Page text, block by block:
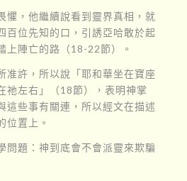
懼，他繼續說看到靈界真相，就
百位先知的口，引誘亞哈敢於起
上陣亡的路（18-22節）。
准許，所以說「耶和華坐在寶座
祂左右」（18節），表明神掌
這些事有關連，所以經文在描述
位置上。
問題：神到底會不會派靈來欺騙